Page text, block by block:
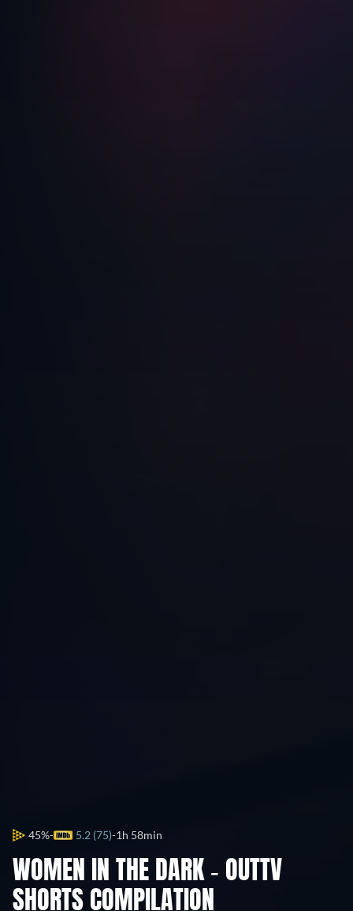
45% 5.2 (75) 1h 58min
WOMEN IN THE DARK - OUTTV
SHORTS COMPILATION